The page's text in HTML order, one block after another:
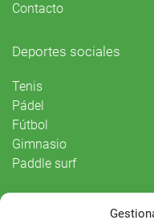
Contacto
Deportes sociales
Tenis
Pádel
Fútbol
Gimnasio
Paddle surf